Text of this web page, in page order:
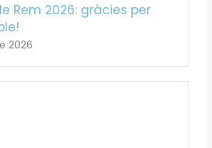
Rem 2026: gràcies per
2026